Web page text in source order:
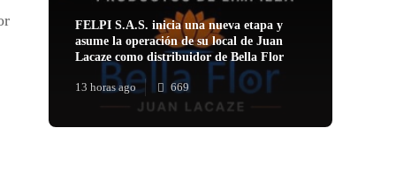
FELPI S.A.S. inicia una nueva etapa y
asume la operación de su local de Juan
Lacaze como distribuidor de Bella Flor
13 horas ago 669